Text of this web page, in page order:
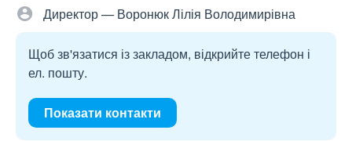
Директор — Воронюк Лілія Володимирівна
Щоб зв'язатися із закладом, відкрийте телефон і
ел. пошту.
Показати контакти